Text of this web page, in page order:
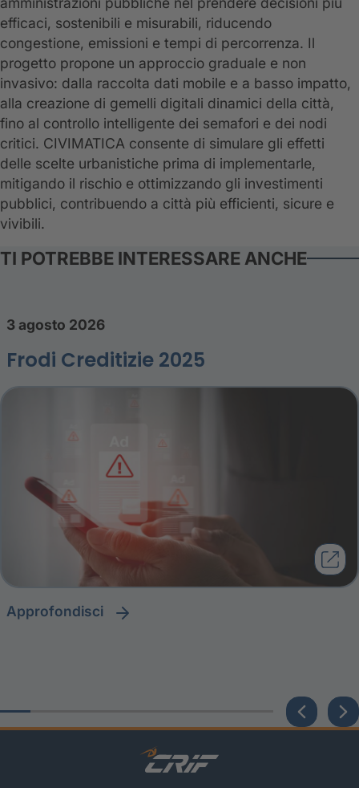
efficaci, sostenibili e misurabili, riducendo
congestione, emissioni e tempi di percorrenza. Il
progetto propone un approccio graduale e non
invasivo: dalla raccolta dati mobile e a basso impatto,
alla creazione di gemelli digitali dinamici della città,
fino al controllo intelligente dei semafori e dei nodi
critici. CIVIMATICA consente di simulare gli effetti
delle scelte urbanistiche prima di implementarle,
mitigando il rischio e ottimizzando gli investimenti
pubblici, contribuendo a città più efficienti, sicure e
vivibili.
TI POTREBBE INTERESSARE ANCHE
3 agosto 2026
Frodi Creditizie 2025
approfondisci